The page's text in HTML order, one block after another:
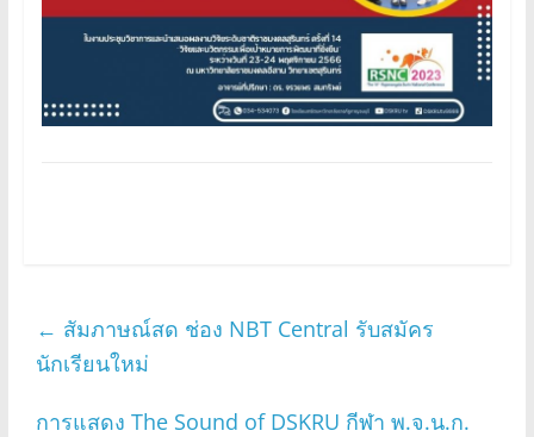
← สัมภาษณ์สด ช่อง NBT Central รับสมัคร
นักเรียนใหม่
การแสดง The Sound of DSKRU กีฬา พ.จ.น.ก.